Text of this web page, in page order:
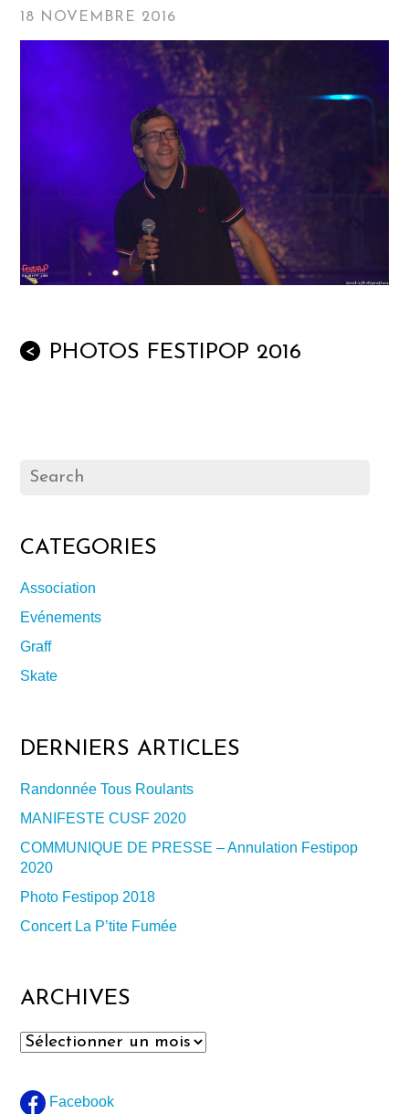
18 NOVEMBRE 2016
< PHOTOS FESTIPOP 2016
CATEGORIES
Association
Evénements
Graff
Skate
DERNIERS ARTICLES
Randonnée Tous Roulants
MANIFESTE CUSF 2020
COMMUNIQUE DE PRESSE – Annulation Festipop
2020
Photo Festipop 2018
Concert La P’tite Fumée
ARCHIVES
Archives
Facebook